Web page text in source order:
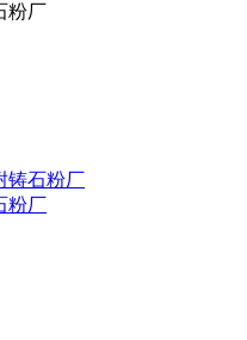
粉厂
铸石粉厂
粉厂